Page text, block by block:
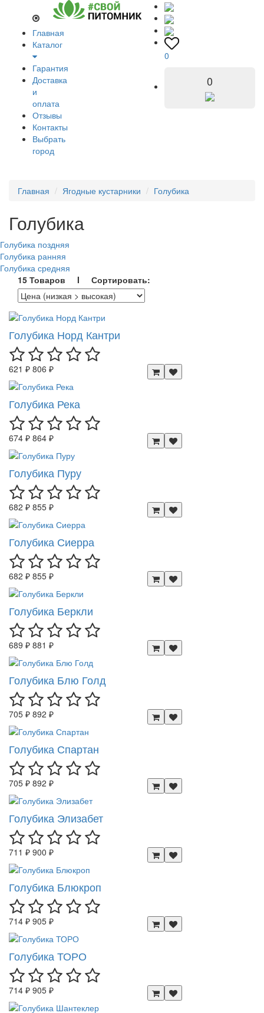
Главная
Каталог
Гарантия
Доставка
и
оплата
Отзывы
Контакты
Выбрать
город
0
0
Главная Ягодные кустарники Голубика
Голубика
Голубика поздняя
Голубика ранняя
Голубика средняя
15 Товаров I Сортировать:
Голубика Норд Кантри
621 ₽ 806 ₽
Голубика Река
674 ₽ 864 ₽
Голубика Пуру
682 ₽ 855 ₽
Голубика Сиерра
682 ₽ 855 ₽
Голубика Беркли
689 ₽ 881 ₽
Голубика Блю Голд
705 ₽ 892 ₽
Голубика Спартан
705 ₽ 892 ₽
Голубика Элизабет
711 ₽ 900 ₽
Голубика Блюкроп
714 ₽ 905 ₽
Голубика ТОРО
714 ₽ 905 ₽